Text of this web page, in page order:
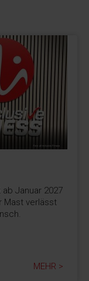
Januar 2027
Mast verlässt
MEHR >